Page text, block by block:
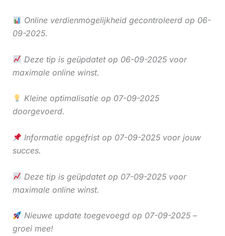
Online verdienmogelijkheid gecontroleerd op 06-
09-2025.
Deze tip is geüpdatet op 06-09-2025 voor
maximale online winst.
Kleine optimalisatie op 07-09-2025
doorgevoerd.
Informatie opgefrist op 07-09-2025 voor jouw
succes.
Deze tip is geüpdatet op 07-09-2025 voor
maximale online winst.
Nieuwe update toegevoegd op 07-09-2025 –
groei mee!